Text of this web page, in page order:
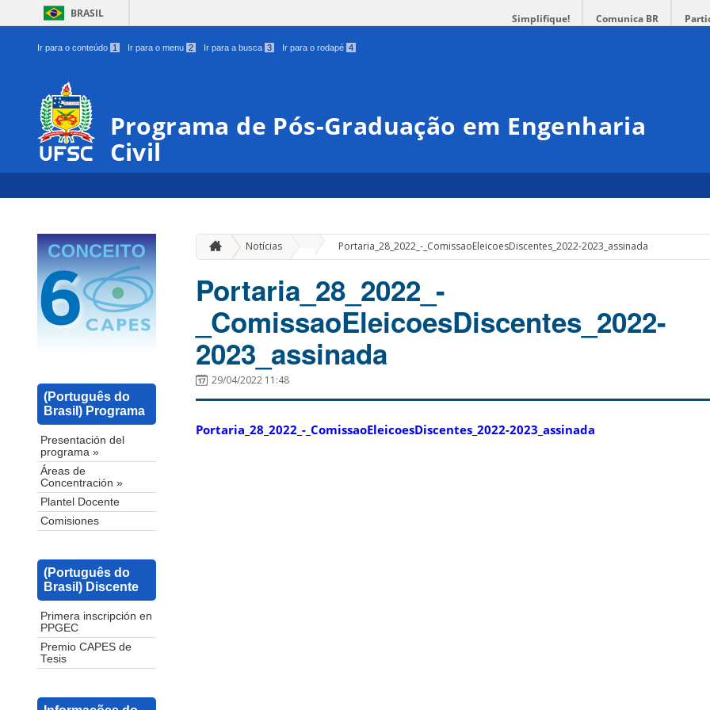
BRASIL Simplifique! Comunica BR
Ir para o conteúdo 1 Ir para o menu 2 Ir para a busca 3 Ir para o rodapé 4
Programa de Pós-Graduação em Engenharia
Civil
(Português do
Brasil) Programa
Presentación del
programa »
Áreas de
Concentración »
Plantel Docente
Comisiones
(Português do
Brasil) Discente
Primera inscripción en
PPGEC
Premio CAPES de
Tesis
Notícias Portaria_28_2022_-_ComissaoEleicoesDiscentes_2022-2023_assinada
Portaria_28_2022_-
_ComissaoEleicoesDiscentes_2022-
2023_assinada
29/04/2022 11:48
Portaria_28_2022_-_ComissaoEleicoesDiscentes_2022-2023_assinada